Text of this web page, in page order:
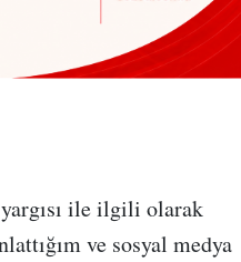
ile ilgili olarak
ve sosyal medya